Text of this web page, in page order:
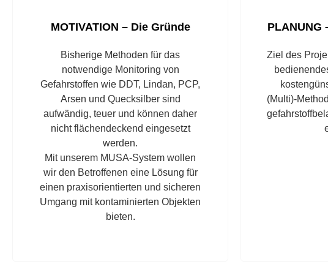
MOTIVATION – Die Gründe
Bisherige Methoden für das
notwendige Monitoring von
Gefahrstoffen wie DDT, Lindan, PCP,
Arsen und Quecksilber sind
aufwändig, teuer und können daher
nicht flächendeckend eingesetzt
werden.
Mit unserem MUSA-System wollen
wir den Betroffenen eine Lösung für
einen praxisorientierten und sicheren
Umgang mit kontaminierten Objekten
bieten.
PLANUNG
Ziel des
(Multi)-